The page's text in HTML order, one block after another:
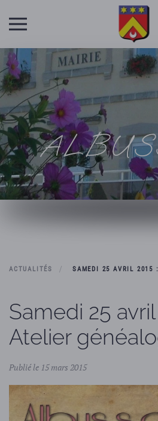
Skip to main content
ACTUALITÉS SAMEDI 25 AVRIL 2015
Samedi 25 avril
Atelier
Publié le 15 mars 2015